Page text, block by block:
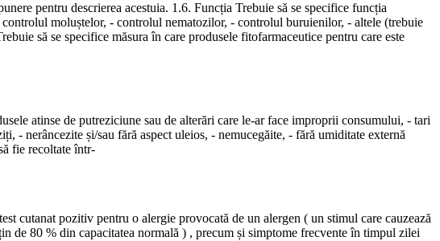
pentru descrierea acestuia. 1.6. Funcția Trebuie să se specifice funcția
controlul moluștelor, - controlul nematozilor, - controlul buruienilor, - altele (trebuie
se specifice măsura în care produsele fitofarmaceutice pentru care este
atinse de putreziciune sau de alterări care le-ar face improprii consumului, - tari
- nerâncezite și/sau fără aspect uleios, - nemucegăite, - fără umiditate externă
fie recoltate într-
cutanat pozitiv pentru o alergie provocată de un alergen ( un stimul care cauzează
de 80 % din capacitatea normală ) , precum și simptome frecvente în timpul zilei